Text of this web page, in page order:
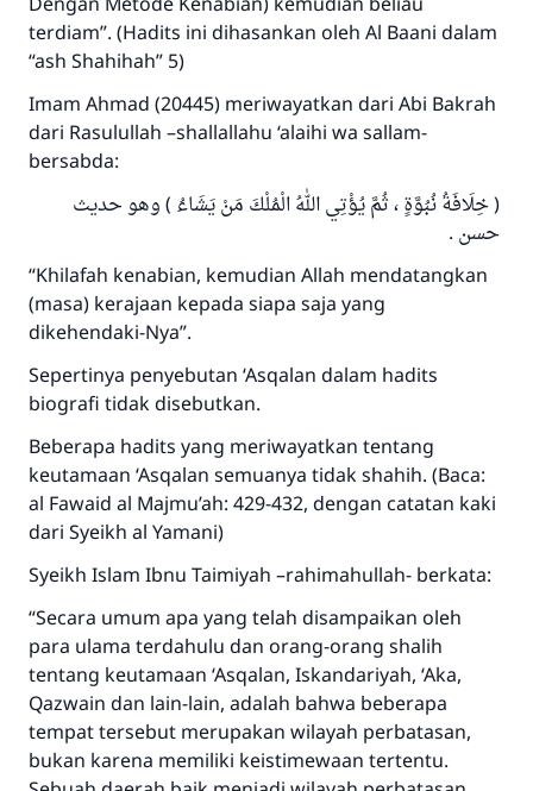
terdiam”. (Hadits ini dihasankan oleh Al Baani dalam
“ash Shahihah” 5)
Imam Ahmad (20445) meriwayatkan dari Abi Bakrah
dari Rasulullah –shallallahu ‘alaihi wa sallam-
bersabda:
( خِلَافَةُ نُبُوَّةٍ ، ثُمَّ يُؤْتِي اللهُ الْمُلْكَ مَنْ يَشَاءُ ) وهو حديث
حسن .
“Khilafah kenabian, kemudian Allah mendatangkan
(masa) kerajaan kepada siapa saja yang
dikehendaki-Nya”.
Sepertinya penyebutan ‘Asqalan dalam hadits
biografi tidak disebutkan.
Beberapa hadits yang meriwayatkan tentang
keutamaan ‘Asqalan semuanya tidak shahih. (Baca:
al Fawaid al Majmu’ah: 429-432, dengan catatan kaki
dari Syeikh al Yamani)
Syeikh Islam Ibnu Taimiyah –rahimahullah- berkata:
“Secara umum apa yang telah disampaikan oleh
para ulama terdahulu dan orang-orang shalih
tentang keutamaan ‘Asqalan, Iskandariyah, ‘Aka,
Qazwain dan lain-lain, adalah bahwa beberapa
tempat tersebut merupakan wilayah perbatasan,
bukan karena memiliki keistimewaan tertentu.